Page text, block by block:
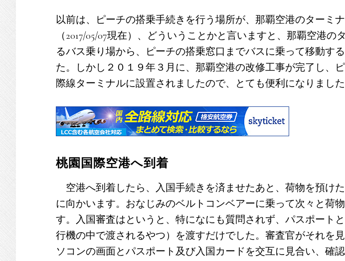
以前は、ピーチの搭乗手続きを行う場所が、那覇空港のターミナ
（2017/05/07現在）、どういうことかと言いますと、那覇空港の
るバス乗り場から、ピーチの搭乗窓口までバスに乗って移動す
た。しかし２０１９年３月に、那覇空港の改修工事が完了し、
際線ターミナルに設置されましたので、とても便利になりました
桃園国際空港へ到着
空港へ到着したら、入国手続きを済ませたあと、荷物を預け
に向かいます。おなじみのベルトコンベアーに乗って次々と荷
す。入国審査はというと、特になにも質問されず、パスポート
行機の中で渡されるやつ）を渡すだけでした。審査官がそれを
ソコンの画面とパスポート及び入国カードを交互に見合い、確